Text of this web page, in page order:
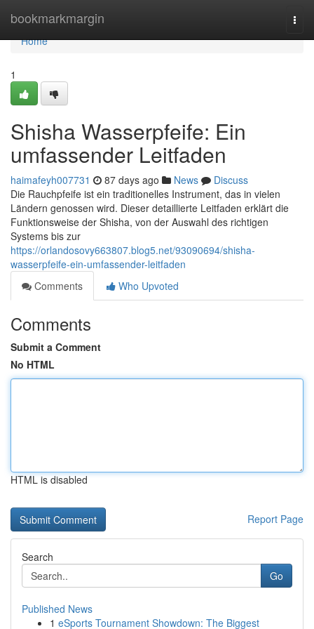
bookmarkmargin
Home
Home
1
Shisha Wasserpfeife: Ein
umfassender Leitfaden
haimafeyh007731 87 days ago News
Discuss
Die Rauchpfeife ist ein traditionelles Instrument, das in vielen
Ländern genossen wird. Dieser detaillierte Leitfaden erklärt die
Funktionsweise der Shisha, von der Auswahl des richtigen
Systems bis zur
https://orlandosovy663807.blog5.net/93090694/shisha-
wasserpfeife-ein-umfassender-leitfaden
Comments
Who Upvoted
Comments
Submit a Comment
No HTML
HTML is disabled
Report Page
Search
Go
Published News
1 eSports Tournament Showdown: The Biggest